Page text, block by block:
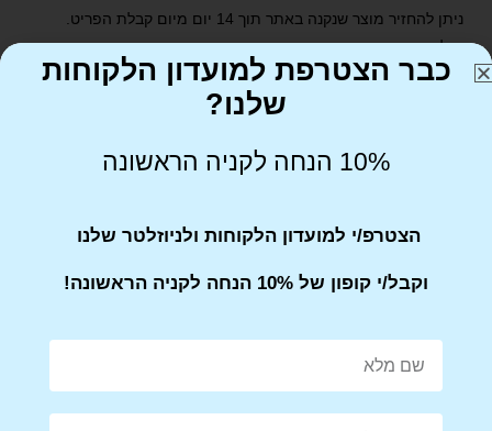
ניתן להחזיר מוצר שנקנה באתר תוך 14 יום מיום קבלת הפריט.
יש לדאוג שהמוצר הוחזר באריזתו המקורית
Tweet This Product
Share on Facebook
Pin This Product
כבר הצטרפת למועדון הלקוחות
שלנו?
10% הנחה לקניה הראשונה
הצטרפ/י למועדון הלקוחות ולניוזלטר שלנו
וקבל/י קופון של 10% הנחה לקניה הראשונה!